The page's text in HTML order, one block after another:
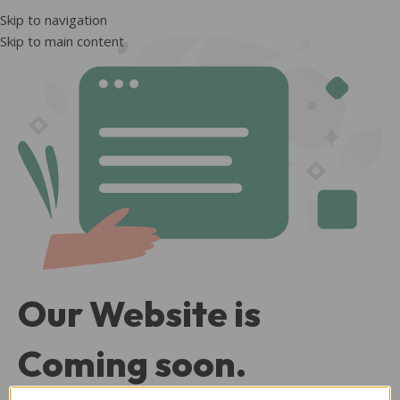
Skip to navigation
Skip to main content
Our Website is
Coming soon.